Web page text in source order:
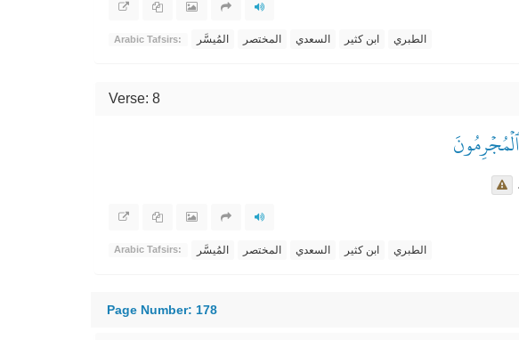
Arabic Tafsirs: المُيسَّر المختصر السعدي ابن كثير الطبري
Verse: 8
Arabic Tafsirs: المُيسَّر المختصر السعدي ابن كثير الطبري
Page Number: 178